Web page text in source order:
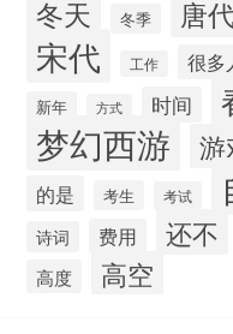
冬天 冬季 唐代
宋代 工作 很多
新年 方式 时间
梦幻西游 游
的是 考生 考试
诗词 费用 还不
高度 高空